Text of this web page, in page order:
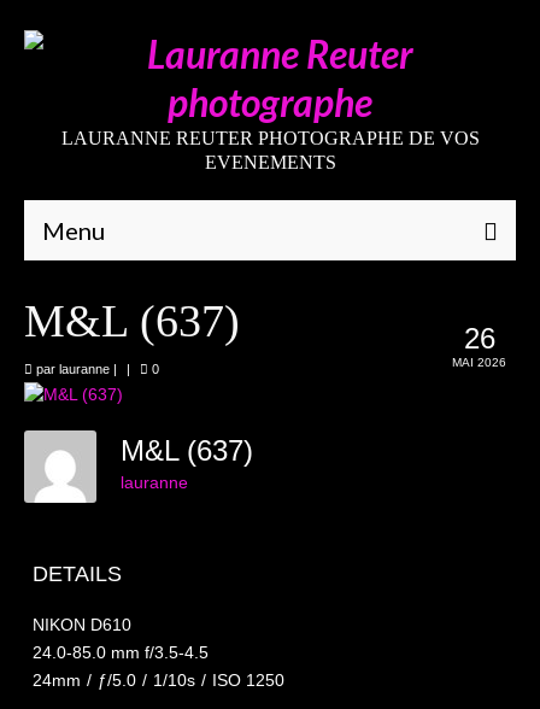
LAURANNE REUTER PHOTOGRAPHE DE VOS
EVENEMENTS
Menu
Mariages
Grossesses
Nouveaux-nés
Enfants
les 8 – 17 ans
26
MAI 2026
M&L (637)
par lauranne | | 0
M&L (637)
lauranne
DETAILS
NIKON D610
24.0-85.0 mm f/3.5-4.5
24mm / ƒ/5.0 / 1/10s / ISO 1250